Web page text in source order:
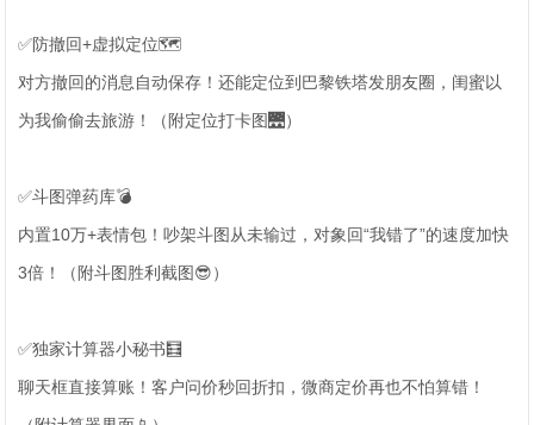
✅防撤回+虚拟定位🗺️
对方撤回的消息自动保存！还能定位到巴黎铁塔发朋友圈，闺蜜以
为我偷偷去旅游！（附定位打卡图🌉）
✅斗图弹药库💣
内置10万+表情包！吵架斗图从未输过，对象回“我错了”的速度加快
3倍！（附斗图胜利截图😎）
✅独家计算器小秘书🧮
聊天框直接算账！客户问价秒回折扣，微商定价再也不怕算错！